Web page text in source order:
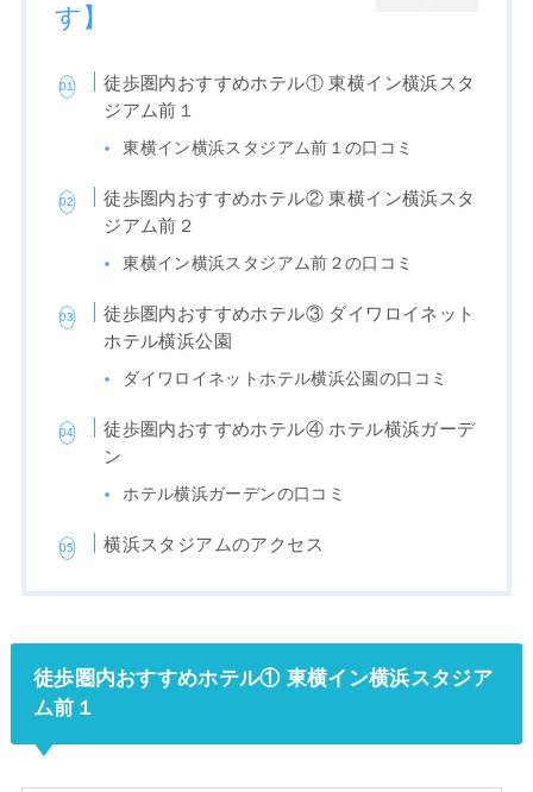
す】
徒歩圏内おすすめホテル① 東横イン横浜スタ
ジアム前１
東横イン横浜スタジアム前１の口コミ
徒歩圏内おすすめホテル② 東横イン横浜スタ
ジアム前２
東横イン横浜スタジアム前２の口コミ
徒歩圏内おすすめホテル③ ダイワロイネット
ホテル横浜公園
ダイワロイネットホテル横浜公園の口コミ
徒歩圏内おすすめホテル④ ホテル横浜ガーデ
ン
ホテル横浜ガーデンの口コミ
横浜スタジアムのアクセス
徒歩圏内おすすめホテル① 東横イン横浜スタジア
ム前１